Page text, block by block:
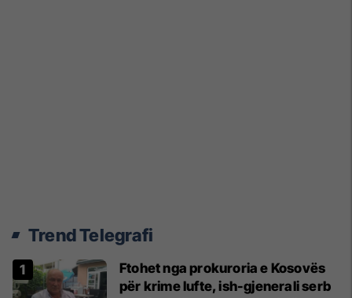
Trend Telegrafi
Ftohet nga prokuroria e Kosovës
për krime lufte, ish-gjenerali serb